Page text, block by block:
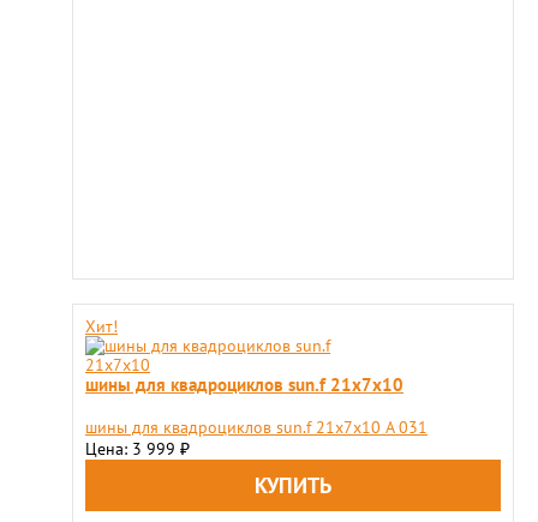
Хит!
шины для квадроциклов sun.f 21х7х10
шины для квадроциклов sun.f 21х7х10 A 031
Цена: 3 999 ₽